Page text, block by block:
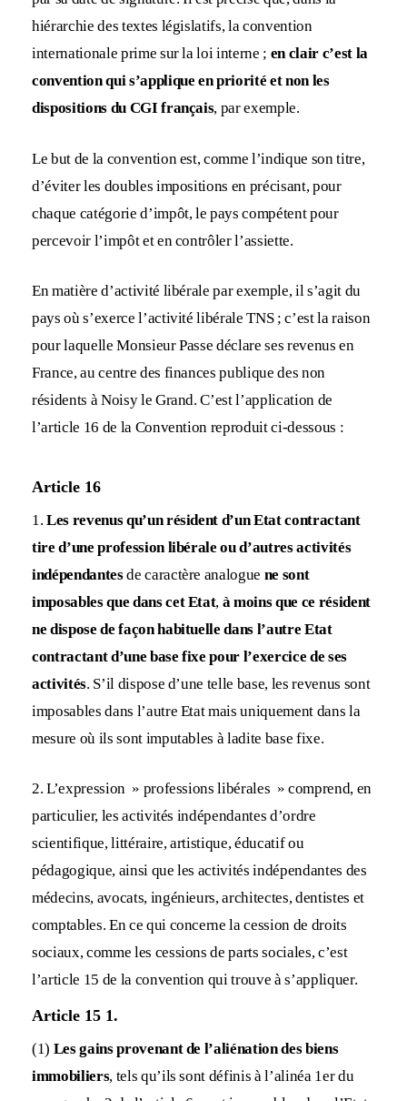
hiérarchie des textes législatifs, la convention
internationale prime sur la loi interne ; en clair c’est la
convention qui s’applique en priorité et non les
dispositions du CGI français, par exemple.
Le but de la convention est, comme l’indique son titre,
d’éviter les doubles impositions en précisant, pour
chaque catégorie d’impôt, le pays compétent pour
percevoir l’impôt et en contrôler l’assiette.
En matière d’activité libérale par exemple, il s’agit du
pays où s’exerce l’activité libérale TNS ; c’est la raison
pour laquelle Monsieur Passe déclare ses revenus en
France, au centre des finances publique des non
résidents à Noisy le Grand. C’est l’application de
l’article 16 de la Convention reproduit ci-dessous :
Article 16
1. Les revenus qu’un résident d’un Etat contractant
tire d’une profession libérale ou d’autres activités
indépendantesde caractère analogue ne sont
imposables que dans cet Etat, à moins que ce résident
ne dispose de façon habituelle dans l’autre Etat
contractant d’une base fixe pour l’exercice de ses
activités. S’il dispose d’une telle base, les revenus sont
imposables dans l’autre Etat mais uniquement dans la
mesure où ils sont imputables à ladite base fixe.
2. L’expression » professions libérales » comprend, en
particulier, les activités indépendantes d’ordre
scientifique, littéraire, artistique, éducatif ou
pédagogique, ainsi que les activités indépendantes des
médecins, avocats, ingénieurs, architectes, dentistes et
comptables. En ce qui concerne la cession de droits
sociaux, comme les cessions de parts sociales, c’est
l’article 15 de la convention qui trouve à s’appliquer.
Article 15 1.
(1) Les gains provenant de l’aliénation des biens
immobiliers, tels qu’ils sont définis à l’alinéa 1er du